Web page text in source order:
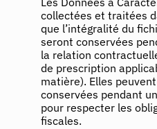
collectées et traitées
que l’intégralité du
seront conservées
la relation
de prescription
matière). Elles
conservées pendant
pour respecter les
fiscales.